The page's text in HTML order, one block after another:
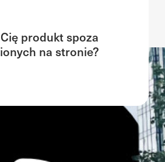
produkt spoza
na stronie?